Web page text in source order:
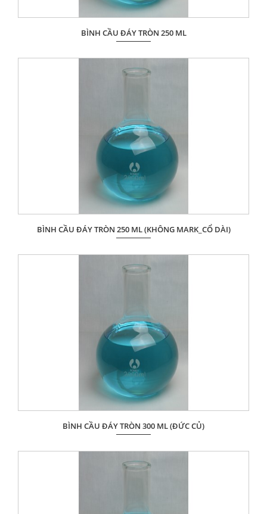
BÌNH CẦU ĐÁY TRÒN 250 ML
ĐẶT HÀNG
BÌNH CẦU ĐÁY TRÒN 250 ML (KHÔNG MARK_CỔ DÀI)
ĐẶT HÀNG
BÌNH CẦU ĐÁY TRÒN 300 ML (ĐỨC CỦ)
ĐẶT HÀNG